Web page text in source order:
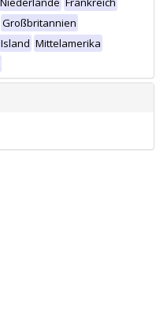
Großbritannien
Island Mittelamerika